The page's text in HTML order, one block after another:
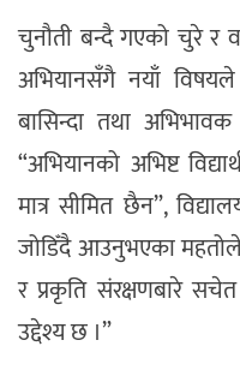
चुनौती बन्दै गएको चुरे र
अभियानसँगै नयाँ
बासिन्दा तथा
“अभियानको अभिष्ट
मात्र सीमित छैन”,
जोडिँदै आउनुभएका
र प्रकृति संरक्षणबारे
उद्देश्य छ ।”